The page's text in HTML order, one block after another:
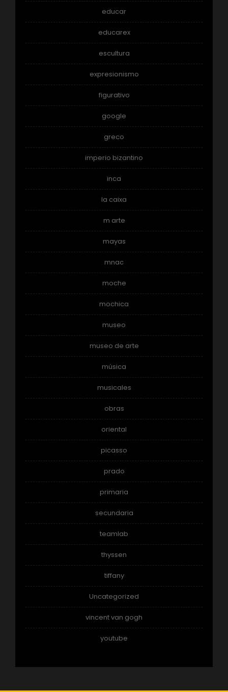
educar
educarex
escultura
expresionismo
figurativo
google
greco
imperio bizantino
inca
la caixa
m arte
mayas
mnac
moche
mochica
museo
museo de arte
música
musicales
obras
oriental
picasso
prado
primaria
secundaria
teamlab
thyssen
tiffany
Uncategorized
vincent van gogh
youtube